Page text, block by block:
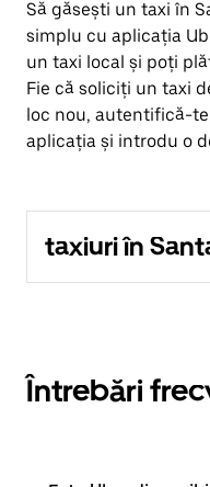
Să găsești un taxi în
simplu cu aplicația
un taxi local și poți
Fie că soliciți un taxi
loc nou, autentifică-
aplicația și introdu o
taxiuri în
Întrebări